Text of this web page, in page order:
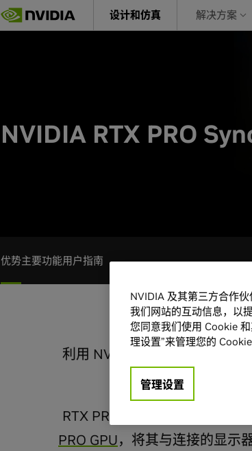
设计和仿真 解决方案
NVIDIA RTX PRO
优势主要功能用户指南
利用 NVIDIA RTX PRO™
炫目的超高分辨
RTX PRO Sync 板卡的设计充
PRO GPU，将其与连接的显示
NVIDIA 及其第三方合作
我们网站的互动信息，以
您同意我们使用 Cookie
理设置”来管理您的
管理设置